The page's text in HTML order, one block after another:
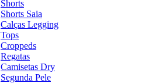
Shorts
Shorts Saia
Calças Legging
Tops
Croppeds
Regatas
Camisetas Dry
Segunda Pele